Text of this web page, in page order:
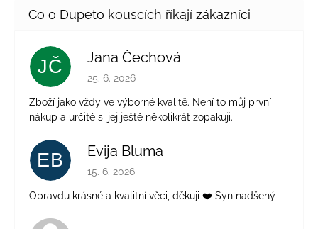
JČ Jana Čechová
Hodnocení obchodu je 5 z 5 hvězdiček.
25. 6. 2026
Zboží jako vždy ve výborné kvalitě. Není to můj první
nákup a určitě si jej ještě několikrát zopakuji.
EB Evija Bluma
Hodnocení obchodu je 5 z 5 hvězdiček.
15. 6. 2026
Opravdu krásné a kvalitní věci, děkuji ❤️ Syn nadšený